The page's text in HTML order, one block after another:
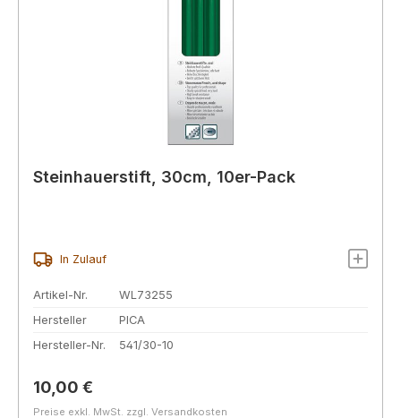
Steinhauerstift, 30cm, 10er-Pack
In Zulauf
Artikel-Nr.
WL73255
Hersteller
PICA
Hersteller-Nr.
541/30-10
Regulärer Preis:
10,00 €
Preise exkl. MwSt. zzgl. Versandkosten